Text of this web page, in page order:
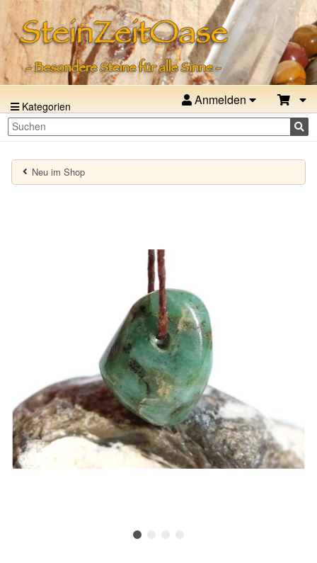
Kategorien Anmelden
Neu im Shop